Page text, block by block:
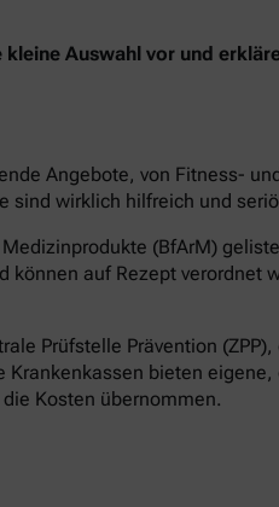
Auswahl vor und
Angebote, von Fitness-
sind wirklich hilfreich und
(BfArM)
können auf Rezept verordnet
Prüfstelle Prävention (ZPP),
Krankenkassen bieten
Kosten übernommen.